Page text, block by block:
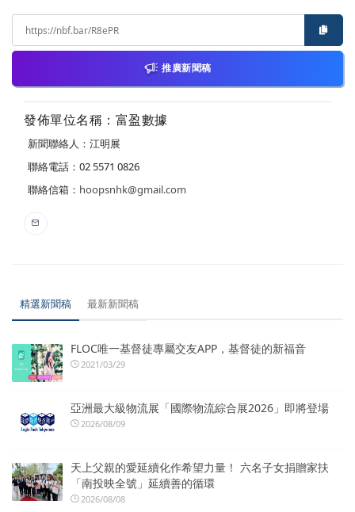
推廣新聞稿
發佈單位名稱：富盈數據
新聞聯絡人：江明展
聯絡電話：02 5571 0826
聯絡信箱： hoopsnhk@gmail.com
精選新聞稿 最新新聞稿
FLOC唯一基督徒專屬交友APP，基督徒的新福音
2021/03/29
亞洲最大級物流展「國際物流綜合展2026」即將登場
2026/08/09
天上父親的愛延續化作希望力量！ 六名子女捐贈家扶
「南投映全號」延續善的循環
2026/08/08